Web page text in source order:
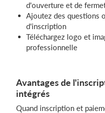
d'ouverture et de
Ajoutez des questions
d'inscription
Téléchargez logo et
professionnelle
Avantages de
intégrés
Quand inscription et